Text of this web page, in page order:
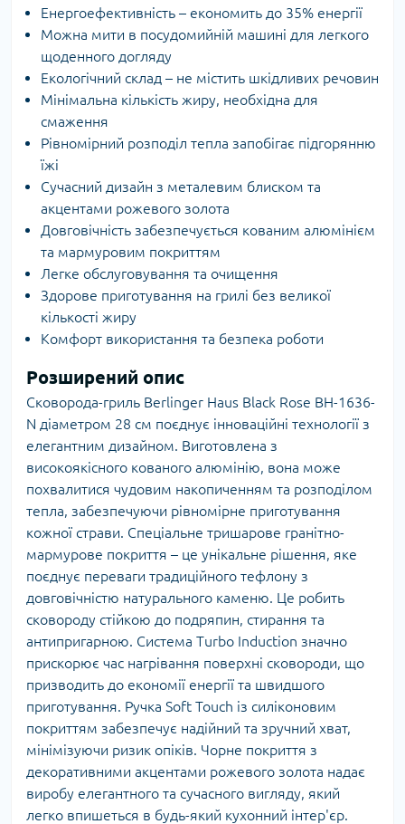
Енергоефективність – економить до 35% енергії
Можна мити в посудомийній машині для легкого
щоденного догляду
Екологічний склад – не містить шкідливих речовин
Мінімальна кількість жиру, необхідна для
смаження
Рівномірний розподіл тепла запобігає підгорянню
їжі
Сучасний дизайн з металевим блиском та
акцентами рожевого золота
Довговічність забезпечується кованим алюмінієм
та мармуровим покриттям
Легке обслуговування та очищення
Здорове приготування на грилі без великої
кількості жиру
Комфорт використання та безпека роботи
Розширений опис
Сковорода-гриль Berlinger Haus Black Rose BH-1636-
N діаметром 28 см поєднує інноваційні технології з
елегантним дизайном. Виготовлена з
високоякісного кованого алюмінію, вона може
похвалитися чудовим накопиченням та розподілом
тепла, забезпечуючи рівномірне приготування
кожної страви. Спеціальне тришарове гранітно-
мармурове покриття – це унікальне рішення, яке
поєднує переваги традиційного тефлону з
довговічністю натурального каменю. Це робить
сковороду стійкою до подряпин, стирання та
антипригарною. Система Turbo Induction значно
прискорює час нагрівання поверхні сковороди, що
призводить до економії енергії та швидшого
приготування. Ручка Soft Touch із силіконовим
покриттям забезпечує надійний та зручний хват,
мінімізуючи ризик опіків. Чорне покриття з
декоративними акцентами рожевого золота надає
виробу елегантного та сучасного вигляду, який
легко впишеться в будь-який кухонний інтер'єр.